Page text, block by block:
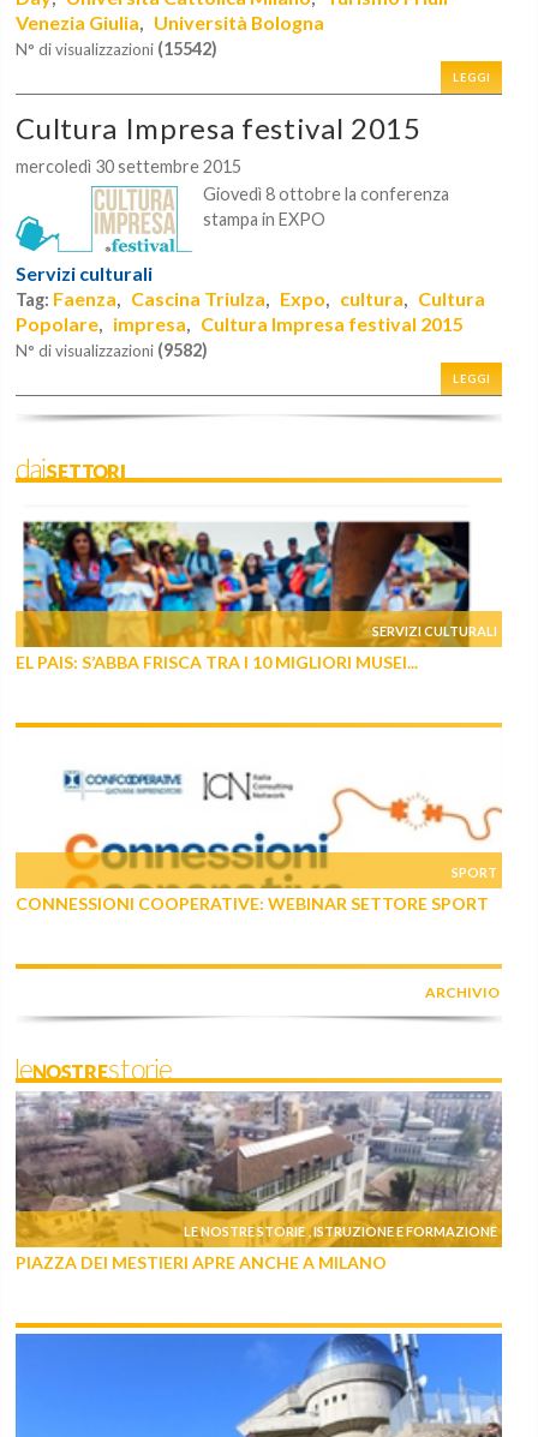
Venezia Giulia, Università Bologna
N° di visualizzazioni (15542)
LEGGI
Cultura Impresa festival 2015
mercoledì 30 settembre 2015
Giovedì 8 ottobre la conferenza
stampa in EXPO
Servizi culturali
Tag: Faenza, Cascina Triulza, Expo, cultura, Cultura
Popolare, impresa, Cultura Impresa festival 2015
N° di visualizzazioni (9582)
LEGGI
daiSETTORI
SERVIZI CULTURALI
EL PAIS: S’ABBA FRISCA TRA I 10 MIGLIORI MUSEI...
SPORT
CONNESSIONI COOPERATIVE: WEBINAR SETTORE SPORT
ARCHIVIO
leNOSTREstorie
LE NOSTRE STORIE ,ISTRUZIONE E FORMAZIONE
PIAZZA DEI MESTIERI APRE ANCHE A MILANO